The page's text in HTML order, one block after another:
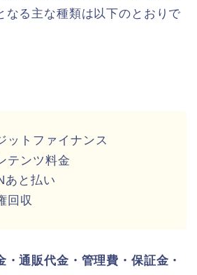
なる主な種類は以下のとおりで
ットファイナンス
テンツ料金
あと払い
回収
・通販代金・管理費・保証金・